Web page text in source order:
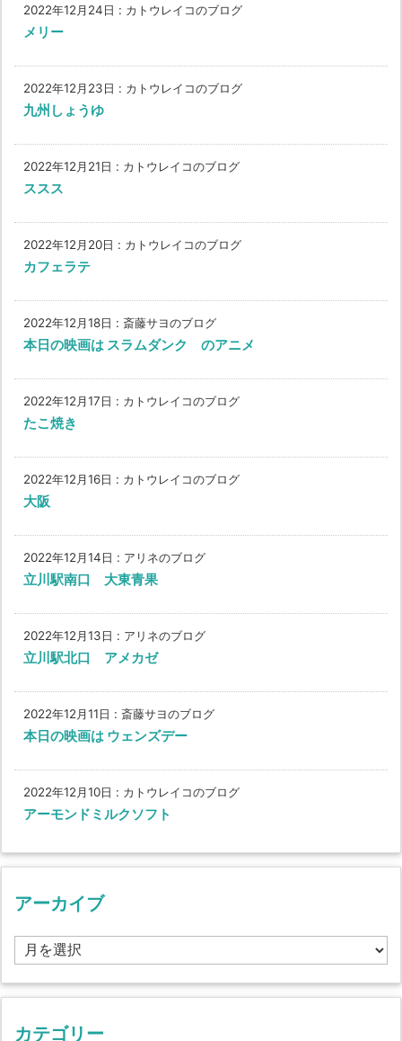
2022年12月24日 : カトウレイコのブログ
メリー
2022年12月23日 : カトウレイコのブログ
九州しょうゆ
2022年12月21日 : カトウレイコのブログ
ススス
2022年12月20日 : カトウレイコのブログ
カフェラテ
2022年12月18日 : 斎藤サヨのブログ
本日の映画は スラムダンク のアニメ
2022年12月17日 : カトウレイコのブログ
たこ焼き
2022年12月16日 : カトウレイコのブログ
大阪
2022年12月14日 : アリネのブログ
立川駅南口 大東青果
2022年12月13日 : アリネのブログ
立川駅北口 アメカゼ
2022年12月11日 : 斎藤サヨのブログ
本日の映画は ウェンズデー
2022年12月10日 : カトウレイコのブログ
アーモンドミルクソフト
アーカイブ
ア
ー
カ
イ
カテゴリー